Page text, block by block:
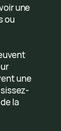
une
ou
une
la